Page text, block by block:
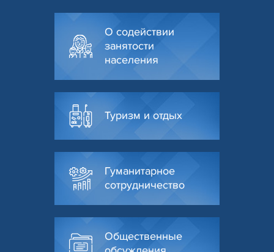
О содействии
занятости
населения
Туризм и отдых
Гуманитарное
сотрудничество
Общественные